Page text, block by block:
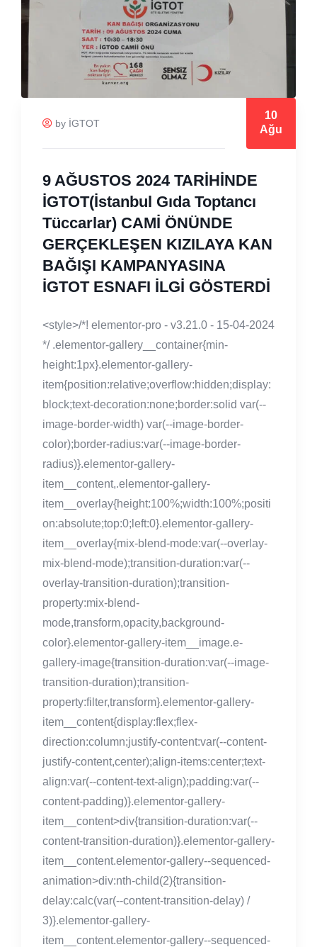
by İGTOT
10
Ağu
9 AĞUSTOS 2024 TARİHİNDE
İGTOT(İstanbul Gıda Toptancı
Tüccarlar) CAMİ ÖNÜNDE
GERÇEKLEŞEN KIZILAYA KAN
BAĞIŞI KAMPANYASINA
İGTOT ESNAFI İLGİ GÖSTERDİ
<style>/*! elementor-pro - v3.21.0 - 15-04-2024
*/ .elementor-gallery__container{min-
height:1px}.elementor-gallery-
item{position:relative;overflow:hidden;display:
block;text-decoration:none;border:solid var(--
image-border-width) var(--image-border-
color);border-radius:var(--image-border-
radius)}.elementor-gallery-
item__content,.elementor-gallery-
item__overlay{height:100%;width:100%;positi
on:absolute;top:0;left:0}.elementor-gallery-
item__overlay{mix-blend-mode:var(--overlay-
mix-blend-mode);transition-duration:var(--
overlay-transition-duration);transition-
property:mix-blend-
mode,transform,opacity,background-
color}.elementor-gallery-item__image.e-
gallery-image{transition-duration:var(--image-
transition-duration);transition-
property:filter,transform}.elementor-gallery-
item__content{display:flex;flex-
direction:column;justify-content:var(--content-
justify-content,center);align-items:center;text-
align:var(--content-text-align);padding:var(--
content-padding)}.elementor-gallery-
item__content>div{transition-duration:var(--
content-transition-duration)}.elementor-gallery-
item__content.elementor-gallery--sequenced-
animation>div:nth-child(2){transition-
delay:calc(var(--content-transition-delay) /
3)}.elementor-gallery-
item__content.elementor-gallery--sequenced-